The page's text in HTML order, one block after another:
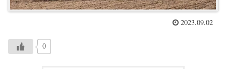
2023.09.02
0